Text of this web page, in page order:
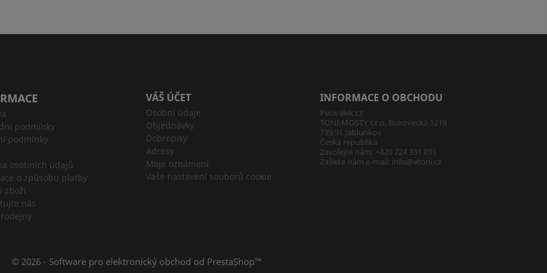
podmínky
podmínky
osobních údajů
o způsobu platby
zboží
nás
VÁŠ ÚČET
Osobní údaje
Objednávky
Dobropisy
Adresy
Moje oznámení
Vaše nastavení souborů cookie
INFORMACE O OBCHODU
Pecivalek.cz
TONI-MOSTY s.r.o, Bukovecká 1219
739 91 Jablunkov
Česká republika
Zavolejte nám: +420 724 331 891
Zašlete nám e-mail: info@etoni.cz
© 2026 - Software pro elektronický obchod od PrestaShop™